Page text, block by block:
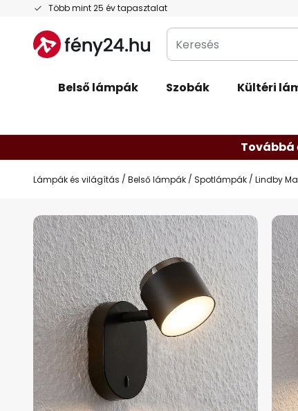
Több mint 25 év tapasztalat
Ugrás
tartalomhoz
Keresés
Belső lámpák Szobák Kültéri
Továbbá
Lámpák és világítás Belső lámpák Spotlámpák Lindby
Ugrás
a
képgaléria
végére